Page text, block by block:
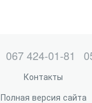
067 424-01-81
Контакты
Полная версия сайта